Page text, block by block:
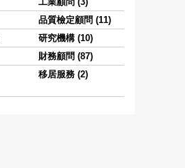
品質檢定顧問 (11)
研究機構 (10)
財務顧問 (87)
移居服務 (2)